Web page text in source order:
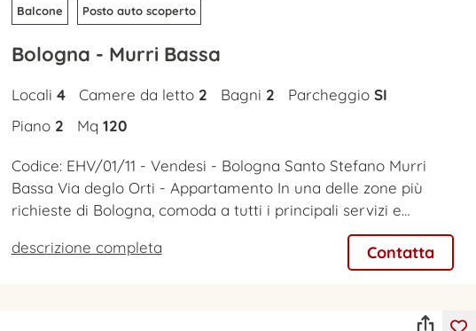
Balcone Posto auto scoperto
Bologna - Murri Bassa
Locali 4 Camere da letto 2 Bagni 2 Parcheggio SI
Piano 2 Mq 120
Codice: EHV/01/11 - Vendesi - Bologna Santo Stefano Murri
Bassa Via deglo Orti - Appartamento In una delle zone più
richieste di Bologna, comoda a tutti i principali servizi e…
descrizione completa
Contatta